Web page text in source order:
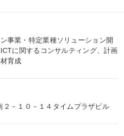
事業・特定業種ソリューション開
に関するコンサルティング、計画
育成
－１０－１４タイムプラザビル